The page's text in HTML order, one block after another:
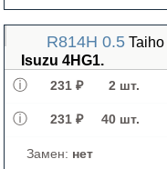
R814H 0.5 Taiho
Isuzu 4HG1.
231 ₽ 2 шт.
231 ₽ 40 шт.
Замен: нет